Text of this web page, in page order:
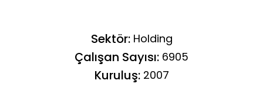
Sektör: Holding
Çalışan Sayısı: 6905
Kuruluş: 2007